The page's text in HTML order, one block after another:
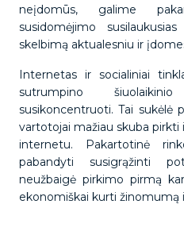
neįdomūs, galime
susidomėjimo
skelbimą aktualesniu ir
Internetas ir socialiniai
sutrumpino
susikoncentruoti. Tai sukėlė
vartotojai mažiau skuba pirkti
internetu. Pakartotinė
pabandyti susigrąžinti
neužbaigė pirkimo pirmą
ekonomiškai kurti žinomumą